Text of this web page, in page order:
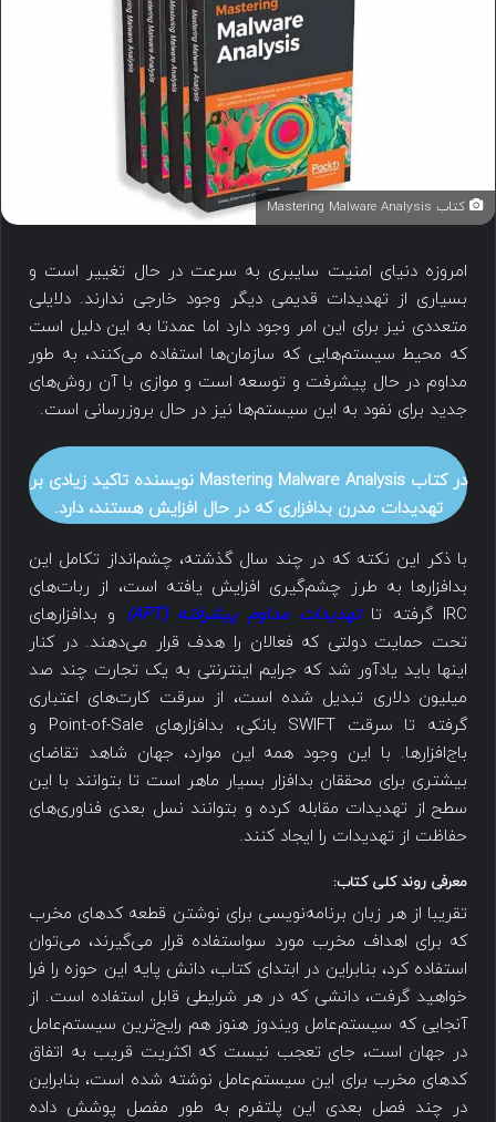
کتاب Mastering Malware Analysis
امروزه دنیای امنیت سایبری به سرعت در حال تغییر است و
بسیاری از تهدیدات قدیمی دیگر وجود خارجی ندارند. دلایلی
متعددی نیز برای این امر وجود دارد اما عمدتا به این دلیل است
که محیط سیستم‌هایی که سازمان‌ها استفاده می‌کنند، به طور
مداوم در حال پیشرفت و توسعه است و موازی با آن روش‌های
جدید برای نفود به این سیستم‌ها نیز در حال بروزرسانی است.
در کتاب Mastering Malware Analysis نویسنده تاکید زیادی بر
تهدیدات مدرن بدافزاری که در حال افزایش هستند، دارد.
با ذکر این نکته که در چند سال گذشته، چشم‌انداز تکامل این
بدافزارها به طرز چشم‌گیری افزایش یافته است، از ربات‌های
IRC گرفته تا
تهدیدات مداوم پیشرفته (APT)
و بدافزارهای
تحت حمایت دولتی که فعالان را هدف قرار می‌دهند. در کنار
اینها باید یادآور شد که جرایم اینترنتی به یک تجارت چند صد
میلیون دلاری تبدیل شده است، از سرقت کارت‌های اعتباری
گرفته تا سرقت SWIFT بانکی، بدافزارهای Point-of-Sale و
باج‌افزارها. با این وجود همه این موارد، جهان شاهد تقاضای
بیشتری برای محققان بدافزار بسیار ماهر است تا بتوانند با این
سطح از تهدیدات مقابله کرده و بتوانند نسل بعدی فناوری‌های
حفاظت از تهدیدات را ایجاد کنند.
معرفی روند کلی کتاب:
تقریبا از هر زبان برنامه‌نویسی برای نوشتن قطعه کدهای مخرب
که برای اهداف مخرب مورد سواستفاده قرار می‌گیرند، می‌توان
استفاده کرد، بنابراین در ابتدای کتاب، دانش پایه این حوزه را فرا
خواهید گرفت، دانشی که در هر شرایطی قابل استفاده است. از
آنجایی که سیستم‌عامل ویندوز هنوز هم رایج‌ترین سیستم‌عامل
در جهان است، جای تعجب نیست که اکثریت قریب به اتفاق
کدهای مخرب برای این سیستم‌عامل نوشته شده است، بنابراین
در چند فصل بعدی این پلتفرم به طور مفصل پوشش داده